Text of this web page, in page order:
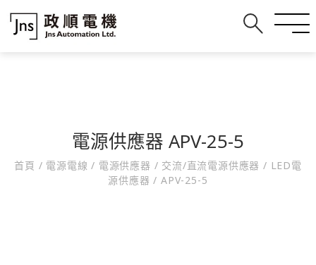
電源供應器 APV-25-5
首頁 / 電源電線/ 電源供應器 / 交流/直流電源供應器/ LED電
源供應器/ APV-25-5